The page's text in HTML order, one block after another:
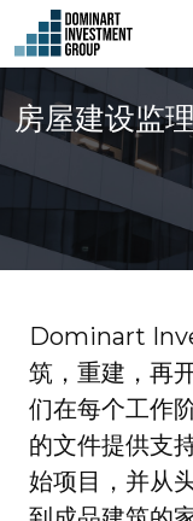
房屋建设监理
Dominart
筑，重建，再
们在每个工作
的文件提供支
始项目，并从